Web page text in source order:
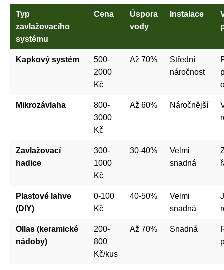
Typ
zavlažovacího
systému
Cena
Úspora
vody
Instalace
Kapkový systém
500-
2000
Kč
Až 70%
Střední
náročnost
Mikrozávlaha
800-
3000
Kč
Až 60% Náročnější
Zavlažovací
hadice
300-
1000
Kč
30-40%
Velmi
snadná
Plastové lahve
(DIY)
0-100
Kč
40-50%
Velmi
snadná
Ollas (keramické
nádoby)
200-
800
Kč/kus
Až 70% Snadná